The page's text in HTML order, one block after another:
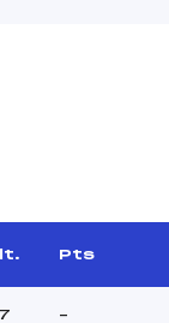
Pts
–